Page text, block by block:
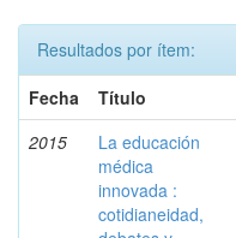
Resultados por ítem:
Fecha
Título
2015
La educación
médica
innovada :
cotidianeidad,